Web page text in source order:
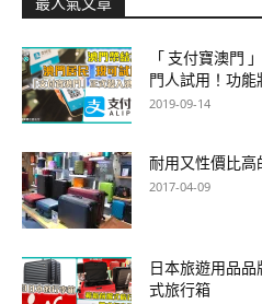
「 支付寶澳門
門人試用！功能
2019-09-14
耐用又性價比高
2017-04-09
日本旅遊用品品
式旅行箱